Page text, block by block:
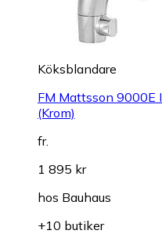
Köksblandare
FM Mattsson 9000E
(Krom)
fr.
1 895 kr
hos Bauhaus
+10 butiker